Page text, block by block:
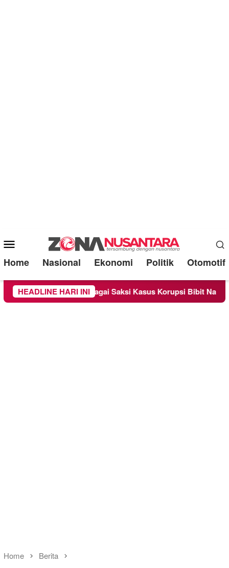
Mobile
Menu
Home Nasional Ekonomi Politik Otomotif
HEADLINE HARI INI
Diperiksa Sebagai Saksi Kasus Korupsi Bibit Nanas Sulsel
Home Berita